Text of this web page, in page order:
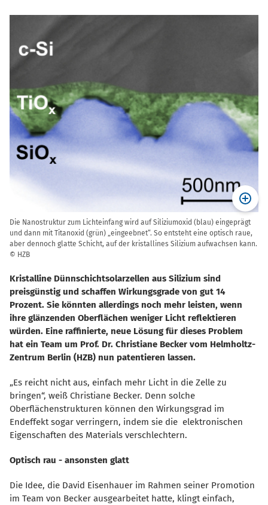
Die Nanostruktur zum Lichteinfang wird auf Siliziumoxid (blau) eingeprägt
und dann mit Titanoxid (grün) „eingeebnet“. So entsteht eine optisch raue,
aber dennoch glatte Schicht, auf der kristallines Silizium aufwachsen kann.
© HZB
Kristalline Dünnschichtsolarzellen aus Silizium sind
preisgünstig und schaffen Wirkungsgrade von gut 14
Prozent. Sie könnten allerdings noch mehr leisten, wenn
ihre glänzenden Oberflächen weniger Licht reflektieren
würden. Eine raffinierte, neue Lösung für dieses Problem
hat ein Team um Prof. Dr. Christiane Becker vom Helmholtz-
Zentrum Berlin (HZB) nun patentieren lassen.
Es reicht nicht aus, einfach mehr Licht in die Zelle zu
bringen“, weiß Christiane Becker. Denn solche
Oberflächenstrukturen können den Wirkungsgrad im
Endeffekt sogar verringern, indem sie die elektronischen
Eigenschaften des Materials verschlechtern.
Optisch rau - ansonsten glatt
Die Idee, die David Eisenhauer im Rahmen seiner Promotion
im Team von Becker ausgearbeitet hatte, klingt einfach,